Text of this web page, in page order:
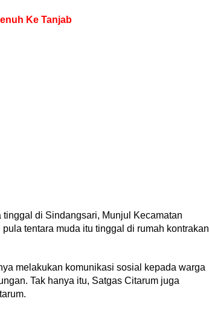
Ke Tanjab
di Sindangsari, Munjul Kecamatan
tentara muda itu tinggal di rumah kontrakan
melakukan komunikasi sosial kepada warga
Tak hanya itu, Satgas Citarum juga